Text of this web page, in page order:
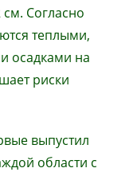
Согласно
теплыми,
осадками на
риски
выпустил
области с